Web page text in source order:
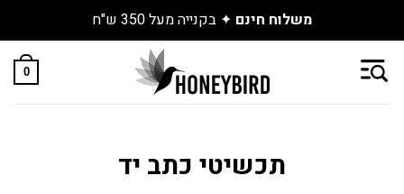
משלוח חינם ✦ בקנייה מעל 350 ש"ח
0
תכשיטי כתב יד